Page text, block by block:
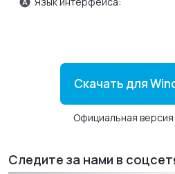
Скачать для
Официальная
Следите за нами в